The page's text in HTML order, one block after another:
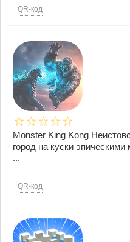
QR-код
Monster King Kong
город на куски
...
QR-код